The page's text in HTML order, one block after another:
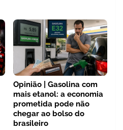
Opinião | Gasolina com
mais etanol: a economia
prometida pode não
chegar ao bolso do
brasileiro